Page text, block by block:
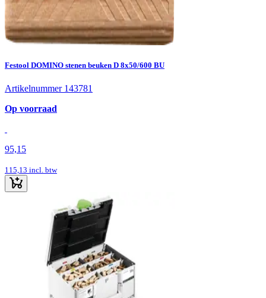
Festool DOMINO stenen beuken D 8x50/600 BU
Artikelnummer 143781
Op voorraad
95,15
115,13 incl. btw